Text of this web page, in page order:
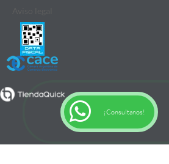
¡Consultanos!